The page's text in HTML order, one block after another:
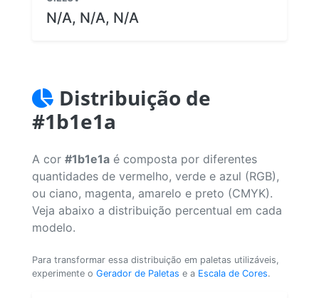
N/A, N/A, N/A
Distribuição de
#1b1e1a
A cor #1b1e1a é composta por diferentes
quantidades de vermelho, verde e azul (RGB),
ou ciano, magenta, amarelo e preto (CMYK).
Veja abaixo a distribuição percentual em cada
modelo.
Para transformar essa distribuição em paletas utilizáveis,
experimente o Gerador de Paletas e a Escala de Cores.